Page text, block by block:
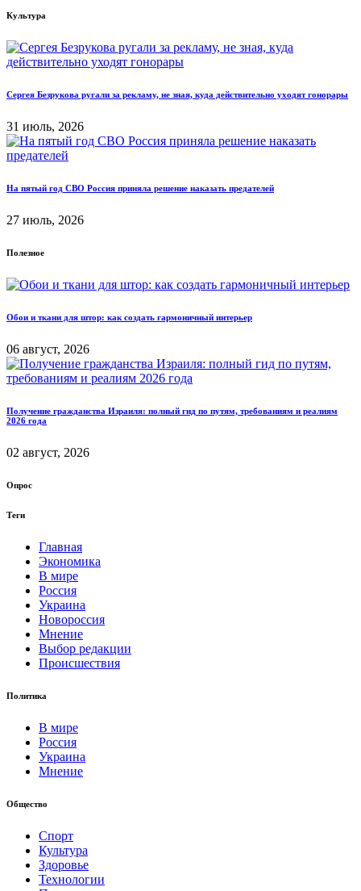
Культура
Сергея Безрукова ругали за рекламу, не зная, куда действительно уходят гонорары
31 июль, 2026
На пятый год СВО Россия приняла решение наказать предателей
27 июль, 2026
Полезное
Обои и ткани для штор: как создать гармоничный интерьер
06 август, 2026
Получение гражданства Израиля: полный гид по путям, требованиям и реалиям
2026 года
02 август, 2026
Опрос
Теги
Главная
Экономика
В мире
Россия
Украина
Новороссия
Мнение
Выбор редакции
Происшествия
Политика
В мире
Россия
Украина
Мнение
Общество
Спорт
Культура
Здоровье
Технологии